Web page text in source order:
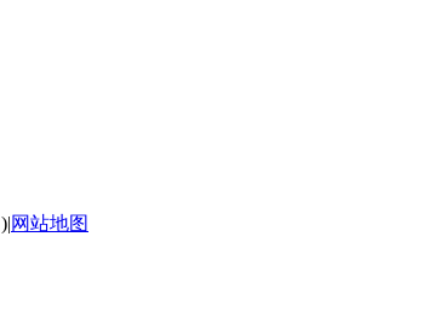
)|网站地图